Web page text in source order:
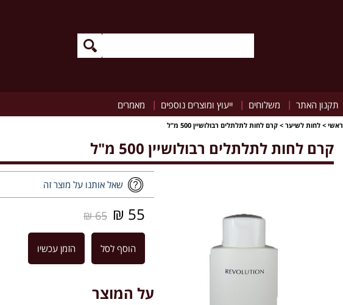
תקנון האתר | משלוחים | ייעוץ ומוצרים נוספים | מאמרים
ראשי > לחות לשיער > קרם לחות לתלתלים רבולושיין 500 מ"ל
קרם לחות לתלתלים רבולושיין 500 מ"ל
שאל אותנו על מוצר זה
55 ₪
65 ₪
הוסף לסל הזמן עכשיו
על המוצר